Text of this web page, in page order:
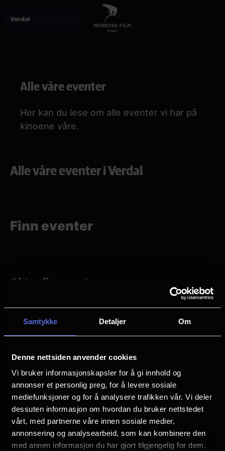
Samtykke Detaljer Om
Denne nettsiden anvender cookies
Vi bruker informasjonskapsler for å gi innhold og
annonser et personlig preg, for å levere sosiale
mediefunksjoner og for å analysere trafikken vår. Vi deler
dessuten informasjon om hvordan du bruker nettstedet
vårt, med partnerne våre innen sosiale medier,
annonsering og analysearbeid, som kan kombinere den
med annen informasjon du har gjort tilgjengelig for dem,
Alle våre eventer
Her kan du lese om alle eventer vi har på
kinoene våre.
Alle våre eventer i Verdal
Aktuelle eventer
Finn eventer
Alternativt innhold | Ghost: 2 Big to Rig | 26. august